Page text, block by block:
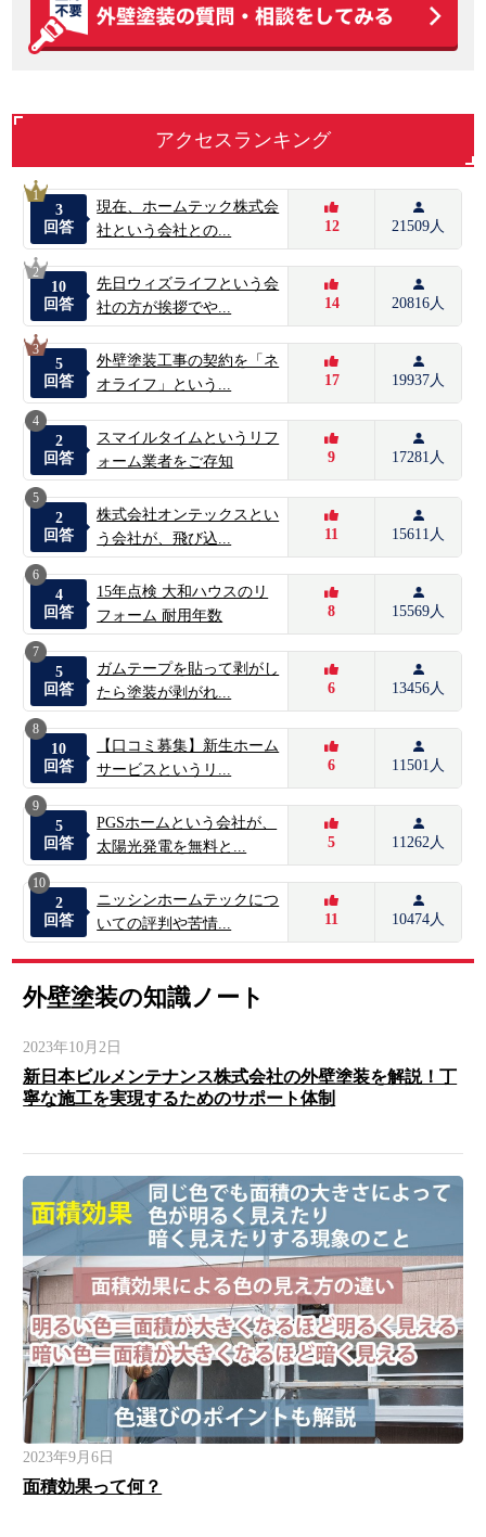
アクセスランキング
1
3
回答
現在、ホームテック株式会
社という会社との...
12 21509人
2
10
回答
先日ウィズライフという会
社の方が挨拶でや...
14 20816人
3
5
回答
外壁塗装工事の契約を「ネ
オライフ」という...
17 19937人
4
2
回答
スマイルタイムというリフ
ォーム業者をご存知
9 17281人
5
2
回答
株式会社オンテックスとい
う会社が、飛び込...
11 15611人
6
4
回答
15年点検 大和ハウスのリ
フォーム 耐用年数
8 15569人
7
5
回答
ガムテープを貼って剥がし
たら塗装が剥がれ...
6 13456人
8
10
回答
【口コミ募集】新生ホーム
サービスというリ...
6 11501人
9
5
回答
PGSホームという会社が、
太陽光発電を無料と...
5 11262人
10
2
回答
ニッシンホームテックにつ
いての評判や苦情...
11 10474人
外壁塗装の知識ノート
2023年10月2日
新日本ビルメンテナンス株式会社の外壁塗装を解説！丁
寧な施工を実現するためのサポート体制
2023年9月6日
面積効果って何？